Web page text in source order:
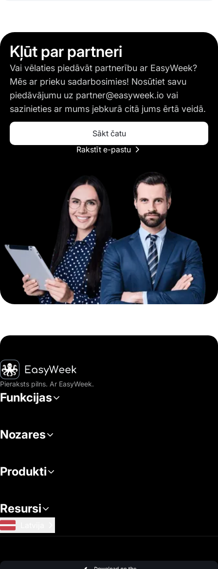
Kļūt par partneri
Vai vēlaties piedāvāt partnerību ar EasyWeek?
Mēs ar prieku sadarbosimies! Nosūtiet savu
piedāvājumu uz partner@easyweek.io vai
sazinieties ar mums jebkurā citā jums ērtā veidā.
Sākt čatu
Rakstīt e-pastu
Sākumlapa
Pieraksts pilns. Ar EasyWeek.
Funkcijas
Nozares
Produkti
Resursi